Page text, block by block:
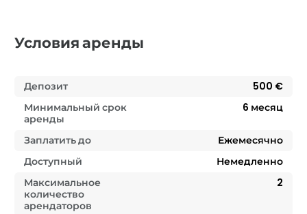
Условия аренды
Депозит
500 €
Минимальный срок
аренды
6 месяц
Заплатить до
Ежемесячно
Доступный
Немедленно
Максимальное
количество
арендаторов
2